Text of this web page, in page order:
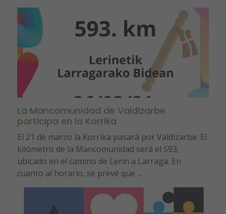
La Mancomunidad de Valdizarbe
participa en la Korrika
El 21 de marzo la Korrika pasará por Valdizarbe. El
kilómetro de la Mancomunidad será el 593,
ubicado en el camino de Lerín a Larraga. En
cuanto al horario, se prevé que ...